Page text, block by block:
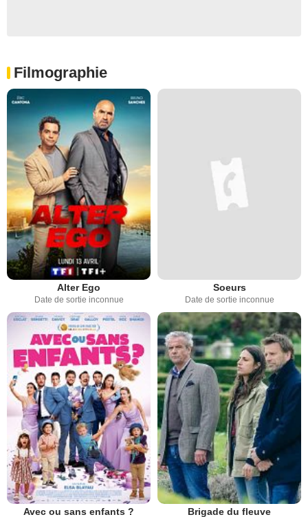
Filmographie
Alter Ego
Date de sortie inconnue
Soeurs
Date de sortie inconnue
Avec ou sans enfants ? Brigade du fleuve